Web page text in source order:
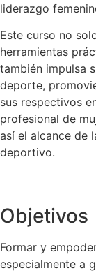
liderazgo
Este curso no
herramientas
también impulsa
deporte,
sus respectivos
profesional de
así el alcance de
deportivo.
Objetivos
Formar y
especialmente a